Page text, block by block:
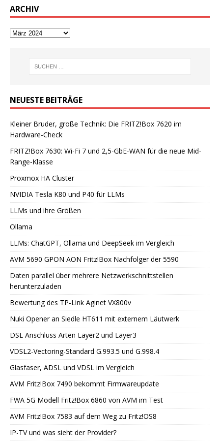
ARCHIV
NEUESTE BEITRÄGE
Kleiner Bruder, große Technik: Die FRITZ!Box 7620 im
Hardware-Check
FRITZ!Box 7630: Wi-Fi 7 und 2,5-GbE-WAN für die neue Mid-
Range-Klasse
Proxmox HA Cluster
NVIDIA Tesla K80 und P40 für LLMs
LLMs und ihre Größen
Ollama
LLMs: ChatGPT, Ollama und DeepSeek im Vergleich
AVM 5690 GPON AON Fritz!Box Nachfolger der 5590
Daten parallel über mehrere Netzwerkschnittstellen
herunterzuladen
Bewertung des TP-Link Aginet VX800v
Nuki Opener an Siedle HT611 mit externem Läutwerk
DSL Anschluss Arten Layer2 und Layer3
VDSL2-Vectoring-Standard G.993.5 und G.998.4
Glasfaser, ADSL und VDSL im Vergleich
AVM Fritz!Box 7490 bekommt Firmwareupdate
FWA 5G Modell Fritz!Box 6860 von AVM im Test
AVM Fritz!Box 7583 auf dem Weg zu Fritz!OS8
IP-TV und was sieht der Provider?